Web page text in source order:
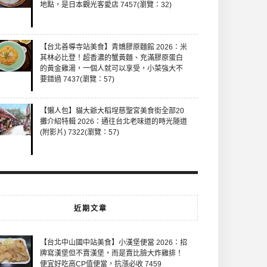
地點，是日本觀光客愛店 7457(瀏覽：32)
【台北善導寺站美食】青嬌膠原麵館 2026：米
其林必比登！超香濃的蟹黃麵、充滿膠原蛋白
的黃金雞湯，一個人就可以享受，小菜強大不
要錯過 7437(瀏覽：57)
【懶人包】貓大爺大稻埕慈聖宮美食街全部20
攤介紹特輯 2026：通往台北老味道的時光隧道
(附影片) 7322(瀏覽：57)
近期文章
【台北中山國中站美食】小漢堡便當 2026：招
牌寫漢堡但不賣漢堡，而是賣比臉大炸雞排！
便宜好吃高CP值便當，抗漲必收 7459